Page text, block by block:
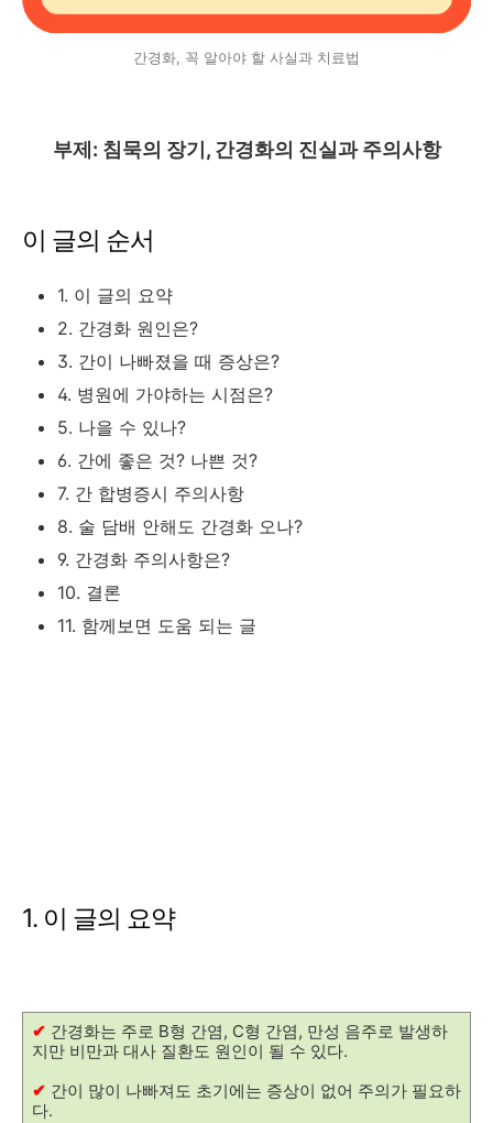
간경화, 꼭 알아야 할 사실과 치료법
부제: 침묵의 장기, 간경화의 진실과 주의사항
이 글의 순서
1. 이 글의 요약
2. 간경화 원인은?
3. 간이 나빠졌을 때 증상은?
4. 병원에 가야하는 시점은?
5. 나을 수 있나?
6. 간에 좋은 것? 나쁜 것?
7. 간 합병증시 주의사항
8. 술 담배 안해도 간경화 오나?
9. 간경화 주의사항은?
10. 결론
11. 함께보면 도움 되는 글
1. 이 글의 요약
✔ 간경화는 주로 B형 간염, C형 간염, 만성 음주로 발생하
지만 비만과 대사 질환도 원인이 될 수 있다.
✔ 간이 많이 나빠져도 초기에는 증상이 없어 주의가 필요하
다.